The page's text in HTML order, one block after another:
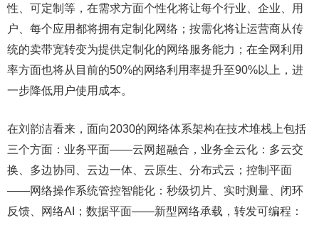
性、可定制等，在需求方面个性化将让每个行业、企业、用
户、每个应用都将拥有定制化网络；按需化将让运营商从传
统的卖带宽转变为提供定制化的网络服务能力；在全网利用
率方面也将从目前的50%的网络利用率提升至90%以上，进
一步降低用户使用成本。
在刘韵洁看来，面向2030的网络体系架构在技术堆栈上包括
三个方面：业务平面——云网超融合，业务全云化：多云交
换、多边协同、云边一体、云原生、分布式云；控制平面
——网络操作系统管控智能化：秒级切片、实时测量、闭环
反馈、网络AI；数据平面——新型网络承载，转发可编程：